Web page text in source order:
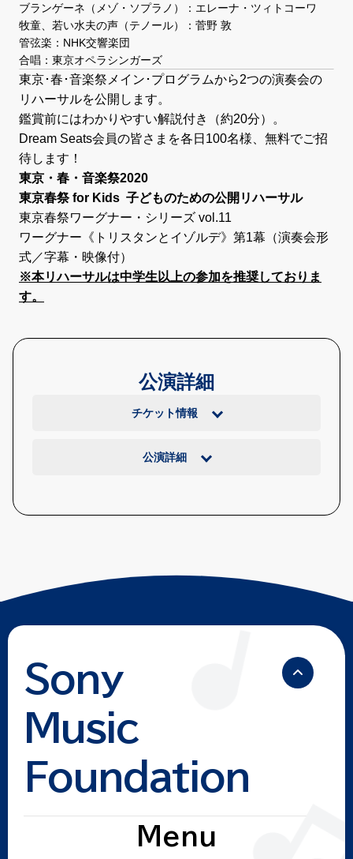
ブランゲーネ（メゾ・ソプラノ）：エレーナ・ツィトコーワ
牧童、若い水夫の声（テノール）：菅野 敦
管弦楽：NHK交響楽団
合唱：東京オペラシンガーズ
東京･春･音楽祭メイン･プログラムから2つの演奏会の
リハーサルを公開します。
鑑賞前にはわかりやすい解説付き（約20分）。
Dream Seats会員の皆さまを各日100名様、無料でご招
待します！
東京・春・音楽祭2020
東京春祭 for Kids 子どものための公開リハーサル
東京春祭ワーグナー・シリーズ vol.11
ワーグナー《トリスタンとイゾルデ》第1幕（演奏会形
式／字幕・映像付）
※本リハーサルは中学生以上の参加を推奨しておりま
す。
公演詳細
チケット情報
公演詳細
Sony
Music
Foundation
Menu